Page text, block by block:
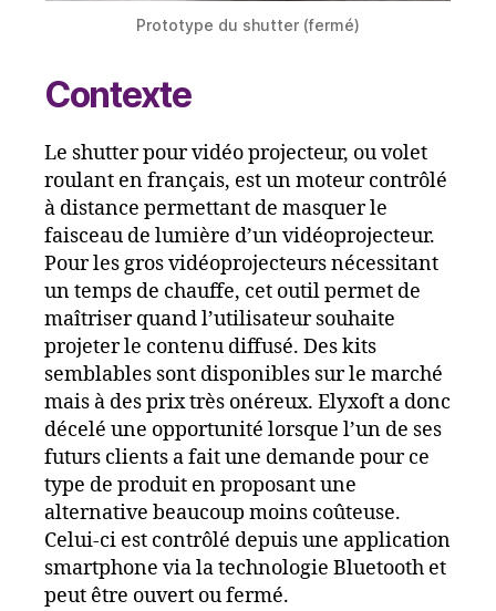
Prototype du shutter (fermé)
Contexte
Le shutter pour vidéo projecteur, ou volet
roulant en français, est un moteur contrôlé
à distance permettant de masquer le
faisceau de lumière d’un vidéoprojecteur.
Pour les gros vidéoprojecteurs nécessitant
un temps de chauffe, cet outil permet de
maîtriser quand l’utilisateur souhaite
projeter le contenu diffusé. Des kits
semblables sont disponibles sur le marché
mais à des prix très onéreux. Elyxoft a donc
décelé une opportunité lorsque l’un de ses
futurs clients a fait une demande pour ce
type de produit en proposant une
alternative beaucoup moins coûteuse.
Celui-ci est contrôlé depuis une application
smartphone via la technologie Bluetooth et
peut être ouvert ou fermé.